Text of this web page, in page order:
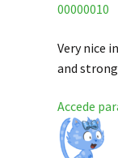
de 5
00000010
Very nice
and
Accede